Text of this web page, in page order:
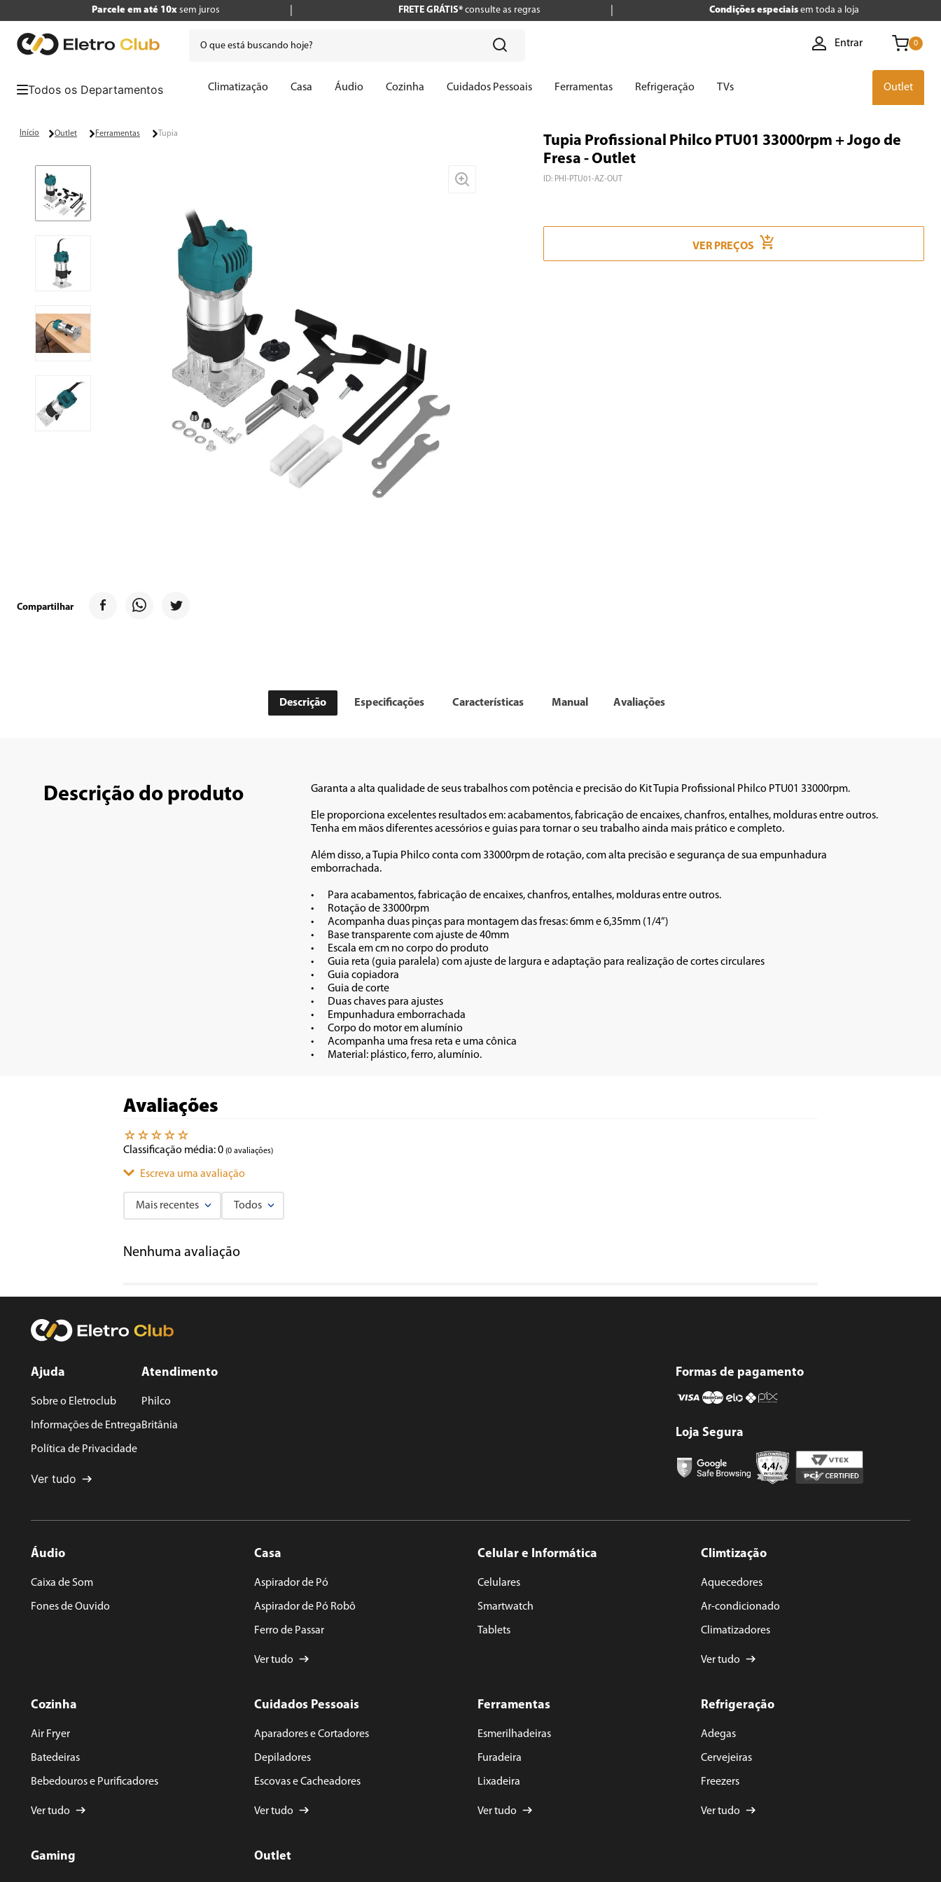
Parcele em até 10xsem juros FRETE GRÁTIS*consulte as regras Condições especiais em toda a loja
Entrar 0
Climatização Casa Áudio Cozinha Cuidados Pessoais Ferramentas Refrigeração TVs Outlet
Outlet Ferramentas Tupia
Compartilhar
Tupia Profissional Philco PTU01 33000rpm + Jogo de
Fresa - Outlet
ID: PHI-PTU01-AZ-OUT
VER PREÇOS
VER PREÇOS
Descrição Especificações Características Manual Avaliações
Descrição do produto Garanta a alta qualidade de seus trabalhos com potência e precisão do Kit Tupia Profissional Philco PTU01 33000rpm.
Ele proporciona excelentes resultados em: acabamentos, fabricação de encaixes, chanfros, entalhes, molduras entre outros.
Tenha em mãos diferentes acessórios e guias para tornar o seu trabalho ainda mais prático e completo.
Além disso, a Tupia Philco conta com 33000rpm de rotação, com alta precisão e segurança de sua empunhadura
emborrachada.
•	Para acabamentos, fabricação de encaixes, chanfros, entalhes, molduras entre outros.
•	Rotação de 33000rpm
•	Acompanha duas pinças para montagem das fresas: 6mm e 6,35mm (1/4”)
•	Base transparente com ajuste de 40mm
•	Escala em cm no corpo do produto
•	Guia reta (guia paralela) com ajuste de largura e adaptação para realização de cortes circulares
•	Guia copiadora
•	Guia de corte
•	Duas chaves para ajustes
•	Empunhadura emborrachada
•	Corpo do motor em alumínio
•	Acompanha uma fresa reta e uma cônica
•	Material: plástico, ferro, alumínio.
Avaliações
☆ ☆ ☆ ☆ ☆
Classificação média: 0 (0 avaliações)
Escreva uma avaliação
Título
★★
Mais recentes Todos
Nenhuma avaliação
Ajuda
Sobre o Eletroclub
Informações de Entrega
Política de Privacidade
Ver tudo
Atendimento
Philco
Britânia
Formas de pagamento
Loja Segura
Áudio
Caixa de Som
Fones de Ouvido
Casa
Aspirador de Pó
Aspirador de Pó Robô
Ferro de Passar
Ver tudo
Celular e Informática
Celulares
Smartwatch
Tablets
Climtização
Aquecedores
Ar-condicionado
Climatizadores
Ver tudo
Cozinha
Air Fryer
Batedeiras
Bebedouros e Purificadores
Ver tudo
Cuidados Pessoais
Aparadores e Cortadores
Depiladores
Escovas e Cacheadores
Ver tudo
Ferramentas
Esmerilhadeiras
Furadeira
Lixadeira
Ver tudo
Refrigeração
Adegas
Cervejeiras
Freezers
Ver tudo
Gaming Outlet
6º panificadora
7 º caixa som
8º
forno
ventilador